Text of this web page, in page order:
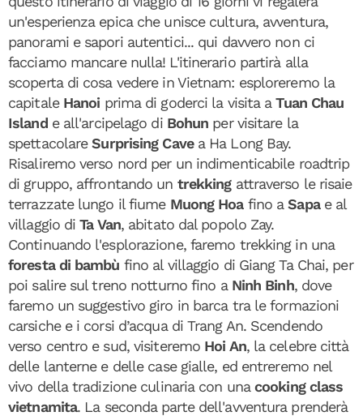
un'esperienza epica che unisce cultura, avventura,
panorami e sapori autentici... qui davvero non ci
facciamo mancare nulla! L'itinerario partirà alla
scoperta di cosa vedere in Vietnam: esploreremo la
capitale Hanoi prima di goderci la visita aTuan Chau
Islande all'arcipelago di Bohun per visitare la
spettacolareSurprising Cavea Ha Long Bay.
Risaliremo verso nord per un indimenticabile roadtrip
di gruppo, affrontando un trekking attraverso le risaie
terrazzate lungo il fiume Muong Hoafino aSapa e al
villaggio diTa Van, abitato dal popolo Zay.
Continuando l'esplorazione, faremo trekking in una
foresta di bambù fino al villaggio di Giang Ta Chai, per
poi salire sul treno notturno fino a Ninh Binh, dove
faremo un suggestivo giro in barca tra le formazioni
carsiche e i corsi d’acqua di Trang An. Scendendo
verso centro e sud, visiteremo Hoi An, la celebre città
delle lanterne e delle case gialle, ed entreremo nel
vivo della tradizione culinaria con unacooking class
vietnamita. La seconda parte dell'avventura prenderà